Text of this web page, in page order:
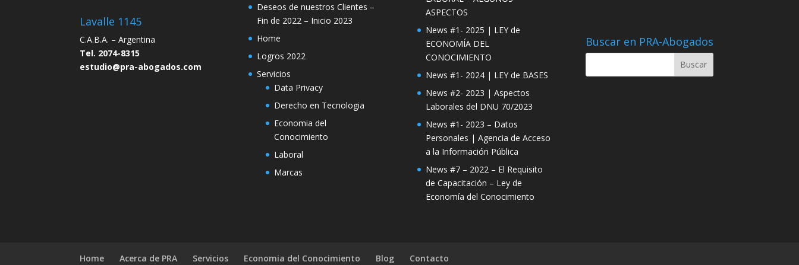
Lavalle 1145
C.A.B.A. – Argentina
Tel. 2074-8315
estudio@pra-abogados.com
Deseos de nuestros Clientes –
Fin de 2022 – Inicio 2023
Home
Logros 2022
Servicios
Data Privacy
Derecho en Tecnologia
Economia del
Conocimiento
Laboral
Marcas
ASPECTOS
News #1- 2025 | LEY de
ECONOMÍA DEL
CONOCIMIENTO
News #1- 2024 | LEY de BASES
News #2- 2023 | Aspectos
Laborales del DNU 70/2023
News #1- 2023 – Datos
Personales | Agencia de Acceso
a la Información Pública
News #7 – 2022 – El Requisito
de Capacitación – Ley de
Economía del Conocimiento
Buscar en PRA-Abogados
Home Acerca de PRA Servicios Economia del Conocimiento Blog Contacto